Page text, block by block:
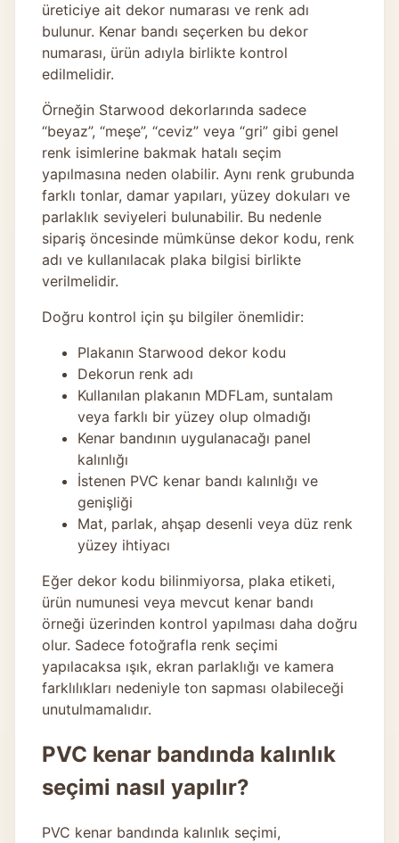
üreticiye ait dekor numarası ve renk adı
bulunur. Kenar bandı seçerken bu dekor
numarası, ürün adıyla birlikte kontrol
edilmelidir.
Örneğin Starwood dekorlarında sadece
“beyaz”, “meşe”, “ceviz” veya “gri” gibi genel
renk isimlerine bakmak hatalı seçim
yapılmasına neden olabilir. Aynı renk grubunda
farklı tonlar, damar yapıları, yüzey dokuları ve
parlaklık seviyeleri bulunabilir. Bu nedenle
sipariş öncesinde mümkünse dekor kodu, renk
adı ve kullanılacak plaka bilgisi birlikte
verilmelidir.
Doğru kontrol için şu bilgiler önemlidir:
Plakanın Starwood dekor kodu
Dekorun renk adı
Kullanılan plakanın MDFLam, suntalam
veya farklı bir yüzey olup olmadığı
Kenar bandının uygulanacağı panel
kalınlığı
İstenen PVC kenar bandı kalınlığı ve
genişliği
Mat, parlak, ahşap desenli veya düz renk
yüzey ihtiyacı
Eğer dekor kodu bilinmiyorsa, plaka etiketi,
ürün numunesi veya mevcut kenar bandı
örneği üzerinden kontrol yapılması daha doğru
olur. Sadece fotoğrafla renk seçimi
yapılacaksa ışık, ekran parlaklığı ve kamera
farklılıkları nedeniyle ton sapması olabileceği
unutulmamalıdır.
PVC kenar bandında kalınlık
seçimi nasıl yapılır?
PVC kenar bandında kalınlık seçimi,